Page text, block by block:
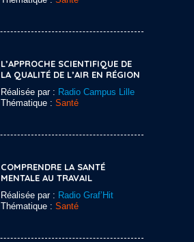
L’APPROCHE SCIENTIFIQUE DE
LA QUALITÉ DE L’AIR EN RÉGION
Réalisée par : Radio Campus Lille
Thématique : Santé
COMPRENDRE LA SANTÉ
MENTALE AU TRAVAIL
Réalisée par : Radio Graf’Hit
Thématique : Santé